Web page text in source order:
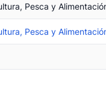
Pesca y
Pesca y